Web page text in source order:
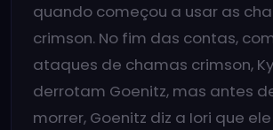
quando começou a usar as
crimson. No fim das contas,
ataques de chamas crimson,
derrotam Goenitz, mas antes
morrer, Goenitz diz a Iori que